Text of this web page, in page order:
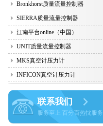
Bronkhorst质量流量控制器
SIERRA质量流量控制器
江南平台online（中国）
UNIT质量流量控制器
MKS真空计压力计
INFICON真空计压力计
联系我们
服务至上 百分百热忱服务